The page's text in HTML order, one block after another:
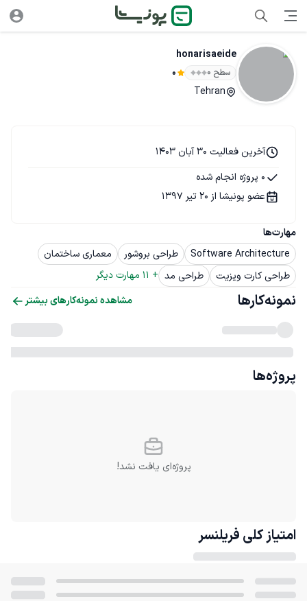
honarisaeide
سطح ۰ 0
Tehran
مهارت‌ها
Software Architecture
طراحی بروشور
معماری ساختمان
طراحی کارت ویزیت
طراحی مد +
11 مهارت دیگر
آخرین فعالیت 30 آبان 1403
0 پروژه انجام شده
عضو پونیشا از 20 تیر 1397
نمونه‌کارها مشاهده نمونه‌کارهای بیشتر
پروژه‌ها
پروژه‌ای یافت نشد!
امتیاز کلی فریلنسر